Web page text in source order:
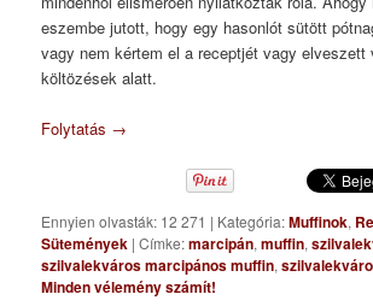
eszembe jutott, hogy egy hasonlót sütött
vagy nem kértem el a receptjét vagy elveszett
költözések alatt.
Folytatás →
Ennyien olvasták: 12 271 | Kategória:Muffinok,
Sütemények |Címke:marcipán,muffin,
szilvalekváros marcipános muffin,
Minden vélemény számít!